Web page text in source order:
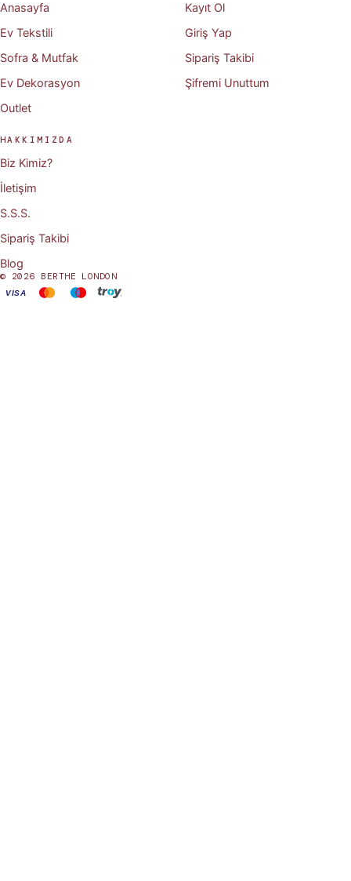
Anasayfa
Ev Tekstili
Sofra & Mutfak
Ev Dekorasyon
Outlet
Kayıt Ol
Giriş Yap
Sipariş Takibi
Şifremi Unuttum
HAKKIMIZDA
Biz Kimiz?
İletişim
S.S.S.
Sipariş Takibi
Blog
© 2026 BERTHE LONDON
VISA